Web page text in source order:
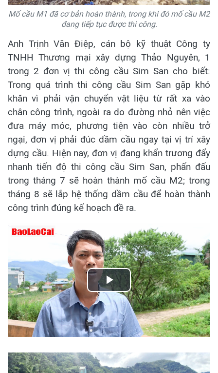
Mố cầu M1 đã cơ bản hoàn thành, trong khi đó mố cầu M2
đang tiếp tục được thi công.
Anh Trịnh Văn Điệp, cán bộ kỹ thuật Công ty
TNHH Thương mại xây dựng Thảo Nguyên, 1
trong 2 đơn vị thi công cầu Sim San cho biết:
Trong quá trình thi công cầu Sim San gặp khó
khăn vì phải vận chuyển vật liệu từ rất xa vào
chân công trình, ngoài ra do đường nhỏ nên việc
đưa máy móc, phương tiện vào còn nhiều trở
ngại, đơn vị phải đúc dầm cầu ngay tại vị trí xây
dựng cầu. Hiện nay, đơn vị đang khẩn trương đẩy
nhanh tiến độ thi công cầu Sim San, phấn đấu
trong tháng 7 sẽ hoàn thành mố cầu M2; trong
tháng 8 sẽ lắp hệ thống dầm cầu để hoàn thành
công trình đúng kế hoạch đề ra.
Play
Video